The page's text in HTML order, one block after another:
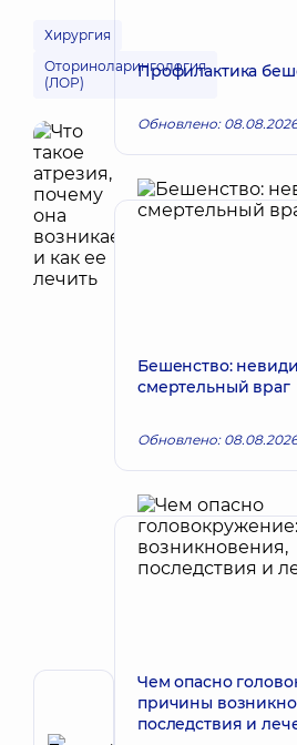
Хирургия
Оториноларингология
(ЛОР)
Автор,
Рецензент
Профилактика
Обновлено: 08.08.2026
Бешенство:
смертельный враг
Обновлено: 08.08.2026
Чем опасно
причины
последствия и